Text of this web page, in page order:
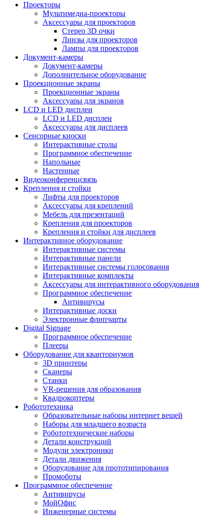
Проекторы
Мультимедиа-проекторы
Аксессуары для проекторов
Стерео 3D очки
Линзы для проекторов
Лампы для проекторов
Документ-камеры
Документ-камеры
Дополнительное оборудование
Проекционные экраны
Проекционные экраны
Аксессуары для экранов
LCD и LED дисплеи
LCD и LED дисплеи
Аксессуары для дисплеев
Сенсорные киоски
Интерактивные столы
Программное обеспечение
Напольные
Настенные
Видеоконференцсвязь
Крепления и стойки
Лифты для проекторов
Аксессуары для креплений
Мебель для презентаций
Крепления для проекторов
Крепления и стойки для дисплеев
Интерактивное оборудование
Интерактивные системы
Интерактивные панели
Интерактивные системы голосования
Интерактивные комплекты
Аксессуары для интерактивного оборудования
Программное обеспечение
Антивирусы
Интерактивные доски
Электронные флипчарты
Digital Signage
Программное обеспечение
Плееры
Оборудование для кванториумов
3D принтеры
Сканеры
Станки
VR-решения для образования
Квадрокоптеры
Робототехника
Образовательные наборы интернет вещей
Наборы для младшего возраста
Робототехнические наборы
Детали конструкций
Модули электроники
Детали движения
Оборудование для прототипирования
Промоботы
Программное обеспечение
Антивирусы
МойОфис
Инженерные системы